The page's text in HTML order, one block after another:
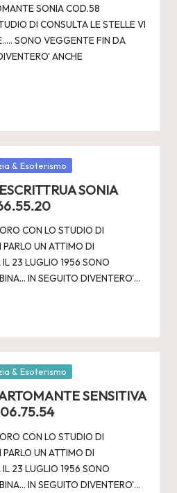
SONIA COD.58
DI CONSULTA LE STELLE VI
SONO VEGGENTE FIN DA
ANCHE
& Esoterismo
SONIA
CON LO STUDIO DI
UN ATTIMO DI
23 LUGLIO 1956 SONO
IN SEGUITO DIVENTERO'…
& Esoterismo
SENSITIVA
CON LO STUDIO DI
UN ATTIMO DI
23 LUGLIO 1956 SONO
IN SEGUITO DIVENTERO'…